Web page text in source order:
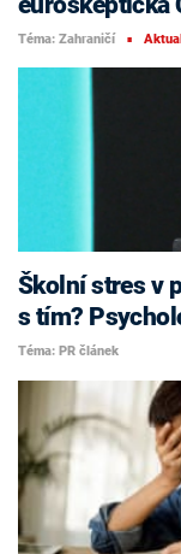
Téma: Zahraničí ■
Školní stres v
s tím?
Téma: PR článek